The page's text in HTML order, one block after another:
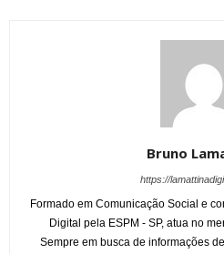
Bruno
https://
Formado em Comunicação Social e
Digital pela ESPM - SP, atua no
Sempre em busca de informações